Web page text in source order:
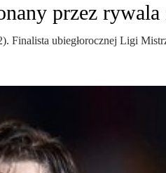
przez rywala
Finalista ubiegłorocznej Ligi